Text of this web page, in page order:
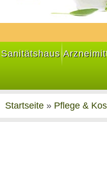
Sanitätshaus
Startseite » Pflege &